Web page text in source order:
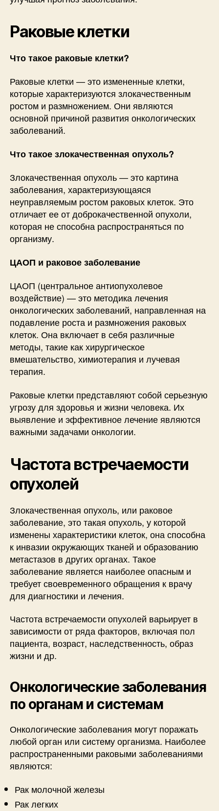
Раковые клетки
Что такое раковые клетки?
Раковые клетки — это измененные клетки,
которые характеризуются злокачественным
ростом и размножением. Они являются
основной причиной развития онкологических
заболеваний.
Что такое злокачественная опухоль?
Злокачественная опухоль — это картина
заболевания, характеризующаяся
неуправляемым ростом раковых клеток. Это
отличает ее от доброкачественной опухоли,
которая не способна распространяться по
организму.
ЦАОП и раковое заболевание
ЦАОП (центральное антиопухолевое
воздействие) — это методика лечения
онкологических заболеваний, направленная на
подавление роста и размножения раковых
клеток. Она включает в себя различные
методы, такие как хирургическое
вмешательство, химиотерапия и лучевая
терапия.
Раковые клетки представляют собой серьезную
угрозу для здоровья и жизни человека. Их
выявление и эффективное лечение являются
важными задачами онкологии.
Частота встречаемости
опухолей
Злокачественная опухоль, или раковое
заболевание, это такая опухоль, у которой
изменены характеристики клеток, она способна
к инвазии окружающих тканей и образованию
метастазов в других органах. Такое
заболевание является наиболее опасным и
требует своевременного обращения к врачу
для диагностики и лечения.
Частота встречаемости опухолей варьирует в
зависимости от ряда факторов, включая пол
пациента, возраст, наследственность, образ
жизни и др.
Онкологические заболевания
по органам и системам
Онкологические заболевания могут поражать
любой орган или систему организма. Наиболее
распространенными раковыми заболеваниями
являются:
Рак молочной железы
Рак легких